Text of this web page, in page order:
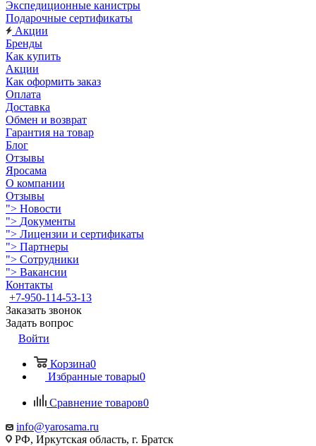
Экспедиционные канистры
Подарочные сертификаты
Акции
Бренды
Как купить
Акции
Как оформить заказ
Оплата
Доставка
Обмен и возврат
Гарантия на товар
Блог
Отзывы
Яросама
О компании
Отзывы
"> Новости
"> Документы
"> Лицензии и сертификаты
"> Партнеры
"> Сотрудники
"> Вакансии
Контакты
+7-950-114-53-13
Заказать звонок
Задать вопрос
Войти
Корзина0
Избранные товары0
Сравнение товаров0
info@yarosama.ru
РФ, Иркутская область, г. Братск